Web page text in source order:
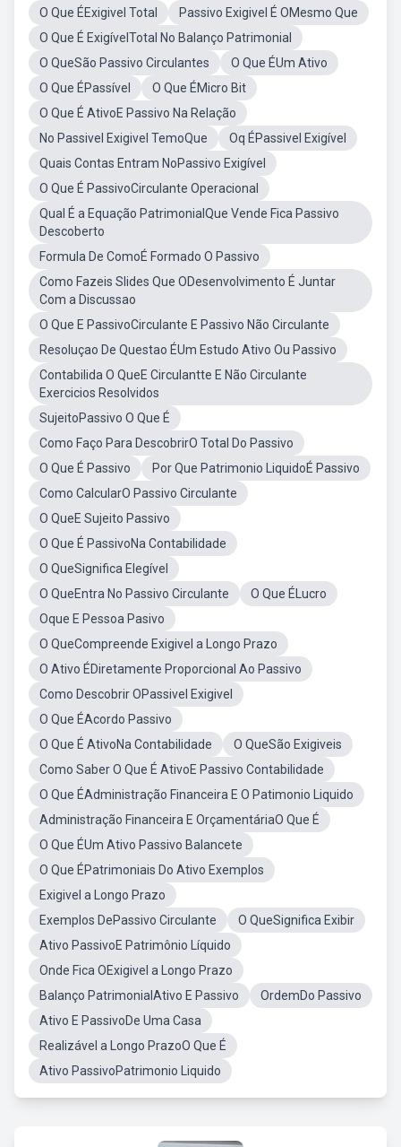
O Que ÉExigivel Total
Passivo Exigivel É OMesmo Que
O Que É ExigívelTotal No Balanço Patrimonial
O QueSão Passivo Circulantes
O Que ÉUm Ativo
O Que ÉPassível
O Que ÉMicro Bit
O Que É AtivoE Passivo Na Relação
No Passivel Exigivel TemoQue
Oq ÉPassivel Exigível
Quais Contas Entram NoPassivo Exigível
O Que É PassivoCirculante Operacional
Qual É a Equação PatrimonialQue Vende Fica Passivo
Descoberto
Formula De ComoÉ Formado O Passivo
Como Fazeis Slides Que ODesenvolvimento É Juntar
Com a Discussao
O Que E PassivoCirculante E Passivo Não Circulante
Resoluçao De Questao ÉUm Estudo Ativo Ou Passivo
Contabilida O QueE Circulantte E Não Circulante
Exercicios Resolvidos
SujeitoPassivo O Que É
Como Faço Para DescobrirO Total Do Passivo
O Que É Passivo
Por Que Patrimonio LiquidoÉ Passivo
Como CalcularO Passivo Circulante
O QueE Sujeito Passivo
O Que É PassivoNa Contabilidade
O QueSignifica Elegível
O QueEntra No Passivo Circulante
O Que ÉLucro
Oque E Pessoa Pasivo
O QueCompreende Exigivel a Longo Prazo
O Ativo ÉDiretamente Proporcional Ao Passivo
Como Descobrir OPassivel Exigivel
O Que ÉAcordo Passivo
O Que É AtivoNa Contabilidade
O QueSão Exigiveis
Como Saber O Que É AtivoE Passivo Contabilidade
O Que ÉAdministração Financeira E O Patimonio Liquido
Administração Financeira E OrçamentáriaO Que É
O Que ÉUm Ativo Passivo Balancete
O Que ÉPatrimoniais Do Ativo Exemplos
Exigivel a Longo Prazo
Exemplos DePassivo Circulante
O QueSignifica Exibir
Ativo PassivoE Patrimônio Líquido
Onde Fica OExigivel a Longo Prazo
Balanço PatrimonialAtivo E Passivo
OrdemDo Passivo
Ativo E PassivoDe Uma Casa
Realizável a Longo PrazoO Que É
Ativo PassivoPatrimonio Liquido